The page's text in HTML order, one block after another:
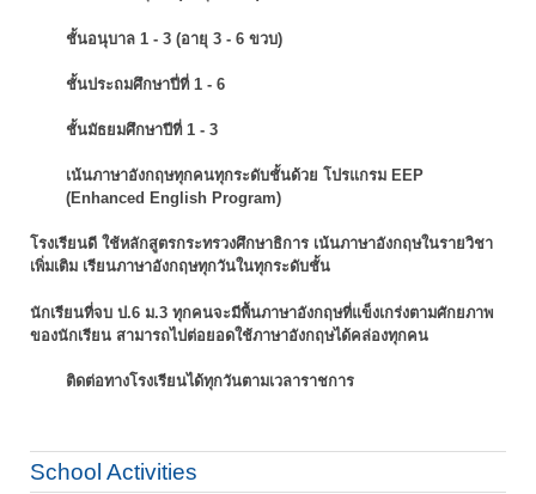
ชั้นอนุบาล 1 - 3 (อายุ 3 - 6 ขวบ)
ชั้นประถมศึกษาปี่ที่ 1 - 6
ชั้นมัธยมศึกษาปีที่ 1 - 3
เน้นภาษาอังกฤษทุกคนทุกระดับชั้นด้วย โปรแกรม EEP
(Enhanced English Program)
โรงเรียนดี ใช้หลักสูตรกระทรวงศึกษาธิการ เน้นภาษาอังกฤษในรายวิชา
เพิ่มเติม เรียนภาษาอังกฤษทุกวันในทุกระดับชั้น
นักเรียนที่จบ ป.6 ม.3 ทุกคนจะมีพื้นภาษาอังกฤษที่แข็งเกร่งตามศักยภาพ
ของนักเรียน สามารถไปต่อยอดใช้ภาษาอังกฤษได้คล่องทุกคน
ติดต่อทางโรงเรียนได้ทุกวันตามเวลาราชการ
School Activities